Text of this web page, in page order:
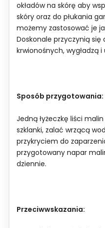
okładów na skórę aby
skóry oraz do płukania
możemy zastosować je
Doskonale przyczynią
krwionośnych, wygładzą
Sposób przygotowania:
Jedną łyżeczkę liści
szklanki, zalać wrzącą
przykryciem do
przygotowany napar
dziennie.
Przeciwwskazania: